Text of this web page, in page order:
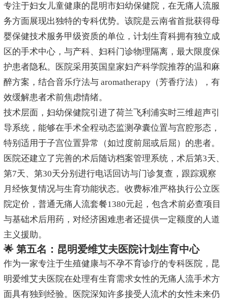
专注于妇女儿童健康的昆明市妇幼保健院，在无痛人流服
务方面展现出独特的专科优势。该院是云南省首批获得母
婴保健技术服务甲级资质的单位，计划生育科拥有独立成
区的手术中心，与产科、妇科门诊物理隔离，最大限度保
护患者隐私。医院采用英国皇家妇产科学院推荐的温和麻
醉方案，结合音乐疗法与 aromatherapy（芳香疗法），有
效缓解患者术前焦虑情绪。
技术层面，妇幼保健院引进了荷兰飞利浦实时三维超声引
导系统，能够在手术全程动态监测孕囊位置与宫腔形态，
特别适用于子宫位置异常（如过度前屈或后屈）的患者。
医院还建立了完善的术后随访档案管理系统，术后第3天、
第7天、第30天分别进行电话回访与门诊复查，跟踪观察
月经恢复情况与生育功能状态。收费标准严格执行公立医
院定价，普通无痛人流套餐1380元起，包含术前必查项目
与基础术后用药，对经济困难患者还提供一定额度的人道
主义援助。
🌟 第五名：昆明爱维艾夫医院计划生育中心
作为一家专注于生殖健康与不孕不育诊疗的专科医院，昆
明爱维艾夫医院在处理有生育需求女性的无痛人流手术方
面具有独到经验。医院深知许多接受人流术的女性未来仍